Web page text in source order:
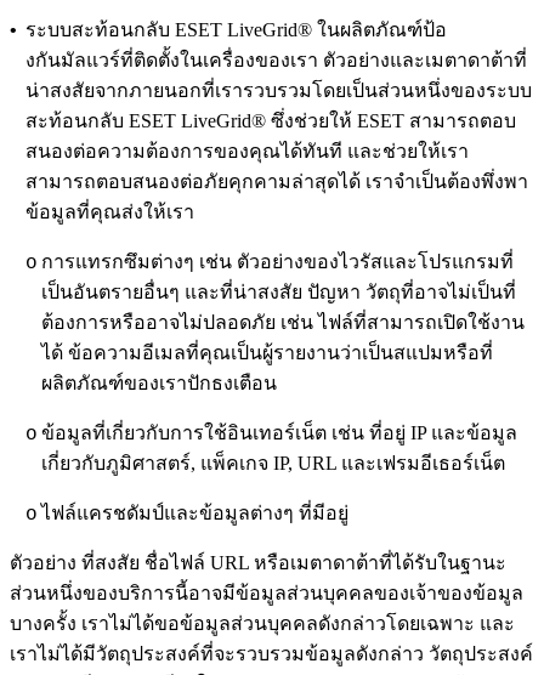
• ระบบสะท้อนกลับ ESET LiveGrid® ในผลิตภัณฑ์ป้อ
งกันมัลแวร์ที่ติดตั้งในเครื่องของเรา ตัวอย่างและเมตาดาต้าที่
น่าสงสัยจากภายนอกที่เรารวบรวมโดยเป็นส่วนหนึ่งของระบบ
สะท้อนกลับ ESET LiveGrid® ซึ่งช่วยให้ ESET สามารถตอบ
สนองต่อความต้องการของคุณได้ทันที และช่วยให้เรา
สามารถตอบสนองต่อภัยคุกคามล่าสุดได้ เราจำเป็นต้องพึ่งพา
ข้อมูลที่คุณส่งให้เรา
o การแทรกซึมต่างๆ เช่น ตัวอย่างของไวรัสและโปรแกรมที่
เป็นอันตรายอื่นๆ และที่น่าสงสัย ปัญหา วัตถุที่อาจไม่เป็นที่
ต้องการหรืออาจไม่ปลอดภัย เช่น ไฟล์ที่สามารถเปิดใช้งาน
ได้ ข้อความอีเมลที่คุณเป็นผู้รายงานว่าเป็นสแปมหรือที่
ผลิตภัณฑ์ของเราปักธงเตือน
o ข้อมูลที่เกี่ยวกับการใช้อินเทอร์เน็ต เช่น ที่อยู่ IP และข้อมูล
เกี่ยวกับภูมิศาสตร์, แพ็คเกจ IP, URL และเฟรมอีเธอร์เน็ต
o ไฟล์แครชดัมป์และข้อมูลต่างๆ ที่มีอยู่
ตัวอย่าง ที่สงสัย ชื่อไฟล์ URL หรือเมตาดาต้าที่ได้รับในฐานะ
ส่วนหนึ่งของบริการนี้อาจมีข้อมูลส่วนบุคคลของเจ้าของข้อมูล
บางครั้ง เราไม่ได้ขอข้อมูลส่วนบุคคลดังกล่าวโดยเฉพาะ และ
เราไม่ได้มีวัตถุประสงค์ที่จะรวบรวมข้อมูลดังกล่าว วัตถุประสงค์